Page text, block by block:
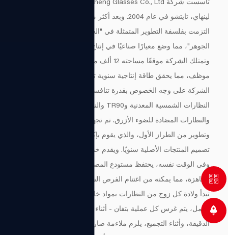
لينهاي، تايتشو في عام 2004. وبعد أكثر من عقدين من التطوير،
التزمت بفلسفة التطوير المتمثلة في "الجودة كأساس والابتكار باعتباره
الجوهر"، مما وضع معيارًا صناعيًا في إنتاج النظارات.
الشركة على وجه الخصوص بقدرة تنافسية أساسية في تصنيع
النظارات الشمسية المعدنية وTR90 والنظارات الشمسية الورقية
والنظارات المضادة للضوء الأزرق. تم تجهيز المؤسسة بفريق بحث
وتطوير من الطراز الأول، والذي يقوم بإكمال مئات من تكرارات
تصميم المنتجات الأصلية سنويًا. ويقدم خدمات مخصصة فردية لعملائه.
وفي الوقت نفسه، يحتفظ مستودع المصنع بملايين المخزونات
الجاهزة، مما يمكنه من اغتنام الفرص السوقية للعملاء بسرعة.
تبدأ ولادة كل زوج من النظارات بمواد خام مختارة بعناية. في ورشة
العمل، يتم غرس كل عملية بتفان - أثناء التلميع، تتم متابعة اللمسة
الدقيقة، وأثناء التجميع، يلزم ملاءمة صارمة. يتم التحكم بشكل صارم